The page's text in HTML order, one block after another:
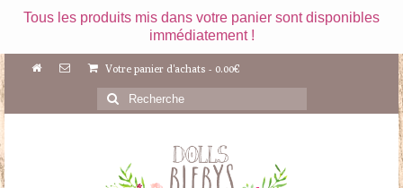
Tous les produits mis dans votre panier sont disponibles
immédiatement !
Votre panier d'achats - 0.00€
Rechercher
: